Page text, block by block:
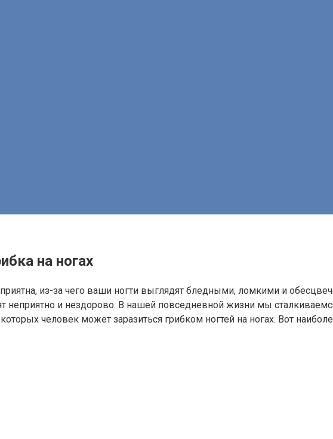
на ногах
из-за чего ваши ногти выглядят бледными, ломкими и
неприятно и нездорово. В нашей повседневной жизни мы
человек может заразиться грибком ногтей на ногах. Вот